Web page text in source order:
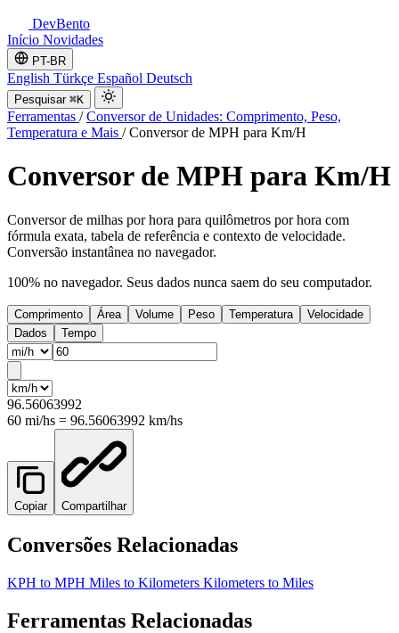
DevBento
Início Novidades
PT-BR
English Türkçe Español Deutsch
Pesquisar ⌘K
Ferramentas / Conversor de Unidades: Comprimento, Peso,
Temperatura e Mais / Conversor de MPH para Km/H
Conversor de MPH para Km/H
Conversor de milhas por hora para quilômetros por hora com
fórmula exata, tabela de referência e contexto de velocidade.
Conversão instantânea no navegador.
100% no navegador. Seus dados nunca saem do seu computador.
Comprimento Área Volume Peso Temperatura
Velocidade
Dados
Tempo
96.56063992
60 mi/hs = 96.56063992 km/hs
Copiar Compartilhar
Conversões Relacionadas
KPH to MPH Miles to Kilometers Kilometers to Miles
Ferramentas Relacionadas